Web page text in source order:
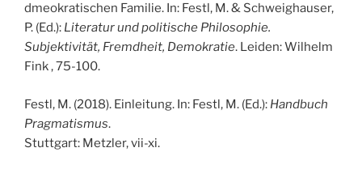
dmeokratischen Familie. In: Festl, M. & Schweighauser,
P. (Ed.): Literatur und politische Philosophie.
Subjektivität, Fremdheit, Demokratie. Leiden: Wilhelm
Fink , 75-100.
Festl, M. (2018). Einleitung. In: Festl, M. (Ed.): Handbuch
Pragmatismus.
Stuttgart: Metzler, vii-xi.